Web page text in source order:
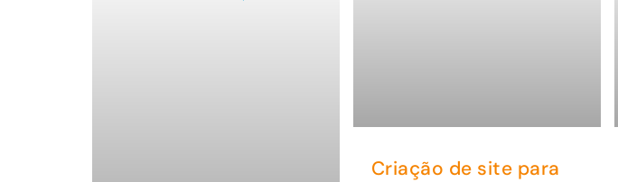
Criação de site para